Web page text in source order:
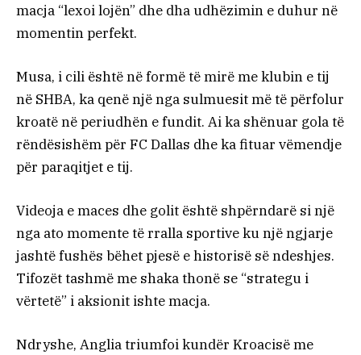
macja “lexoi lojën” dhe dha udhëzimin e duhur në
momentin perfekt.
Musa, i cili është në formë të mirë me klubin e tij
në SHBA, ka qenë një nga sulmuesit më të përfolur
kroatë në periudhën e fundit. Ai ka shënuar gola të
rëndësishëm për FC Dallas dhe ka fituar vëmendje
për paraqitjet e tij.
Videoja e maces dhe golit është shpërndarë si një
nga ato momente të rralla sportive ku një ngjarje
jashtë fushës bëhet pjesë e historisë së ndeshjes.
Tifozët tashmë me shaka thonë se “strategu i
vërtetë” i aksionit ishte macja.
Ndryshe, Anglia triumfoi kundër Kroacisë me